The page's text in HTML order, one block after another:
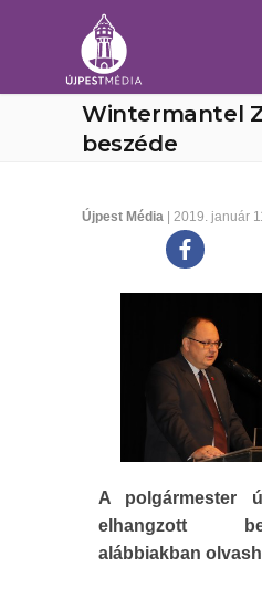
Wintermantel
beszéde
Újpest Média | 2019. január
A polgármester
elhangzott
alábbiakban